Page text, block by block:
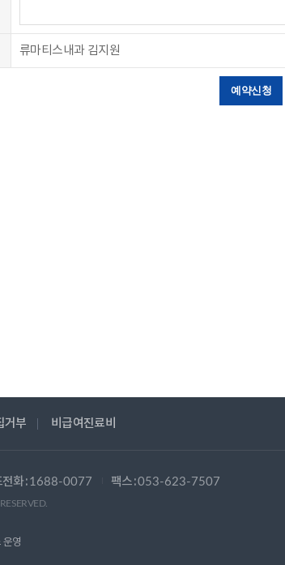
류마티스내과 김지원
거부 비급여진료비
화 :1688-0077 팩스 :053-623-7507
운영